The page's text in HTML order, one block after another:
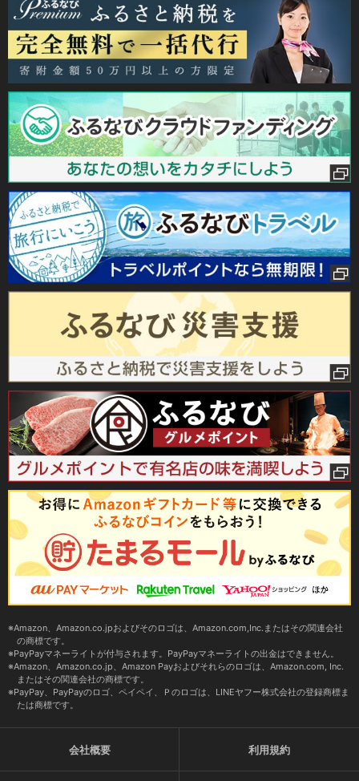
Amazon、Amazon.co.jpおよびそのロゴは、Amazon.com,Inc.またはその関連会社
の商標です。
PayPayマネーライトが付与されます。PayPayマネーライトの出金はできません。
Amazon、Amazon.co.jp、Amazon Payおよびそれらのロゴは、Amazon.com, Inc.
またはその関連会社の商標です。
PayPay、PayPayのロゴ、ペイペイ、Ｐのロゴは、LINEヤフー株式会社の登録商標ま
たは商標です。
会社概要 利用規約